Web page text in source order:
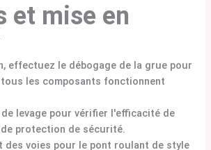
et mise en
effectuez le débogage de la grue pour
les composants fonctionnent
levage pour vérifier l'efficacité de
protection de sécurité.
des voies pour le pont roulant de style